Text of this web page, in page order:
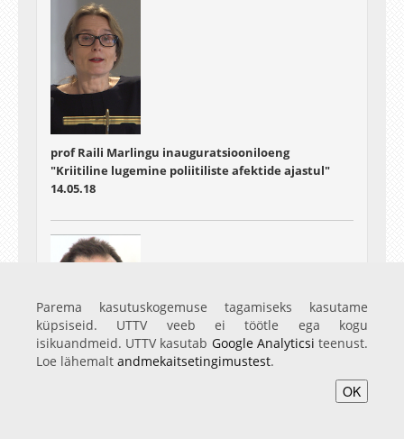
prof Raili Marlingu inauguratsiooniloeng
"Kriitiline lugemine poliitiliste afektide ajastul"
14.05.18
Parema kasutuskogemuse tagamiseks kasutame
küpsiseid. UTTV veeb ei töötle ega kogu
isikuandmeid. UTTV kasutab Google Analyticsi teenust.
Loe lähemalt andmekaitsetingimustest.
OK